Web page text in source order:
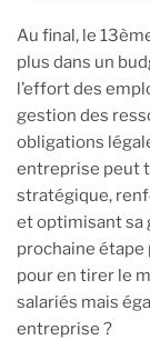
Au final, le
plus dans un
l’effort des
gestion des
obligations
entreprise peut
stratégique,
et optimisant sa
prochaine
pour en tirer le
salariés mais
entreprise ?